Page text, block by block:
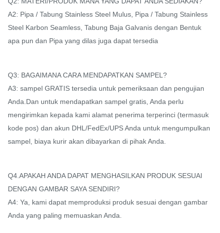
A2: Pipa / Tabung Stainless Steel Mulus, Pipa / Tabung Stainless
Steel Karbon Seamless, Tabung Baja Galvanis dengan Bentuk
apa pun dan Pipa yang dilas juga dapat tersedia
Q3: BAGAIMANA CARA MENDAPATKAN SAMPEL?
A3: sampel GRATIS tersedia untuk pemeriksaan dan pengujian
Anda.Dan untuk mendapatkan sampel gratis, Anda perlu
mengirimkan kepada kami alamat penerima terperinci (termasuk
kode pos) dan akun DHL/FedEx/UPS Anda untuk mengumpulkan
sampel, biaya kurir akan dibayarkan di pihak Anda.
Q4.APAKAH ANDA DAPAT MENGHASILKAN PRODUK SESUAI
DENGAN GAMBAR SAYA SENDIRI?
A4: Ya, kami dapat memproduksi produk sesuai dengan gambar
Anda yang paling memuaskan Anda.